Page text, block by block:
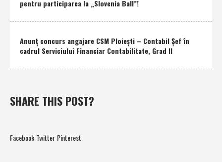
pentru participarea la „Slovenia Ball”!
Anunţ concurs angajare CSM Ploieşti – Contabil Şef în
cadrul Serviciului Financiar Contabilitate, Grad II
SHARE THIS POST?
Facebook Twitter Pinterest